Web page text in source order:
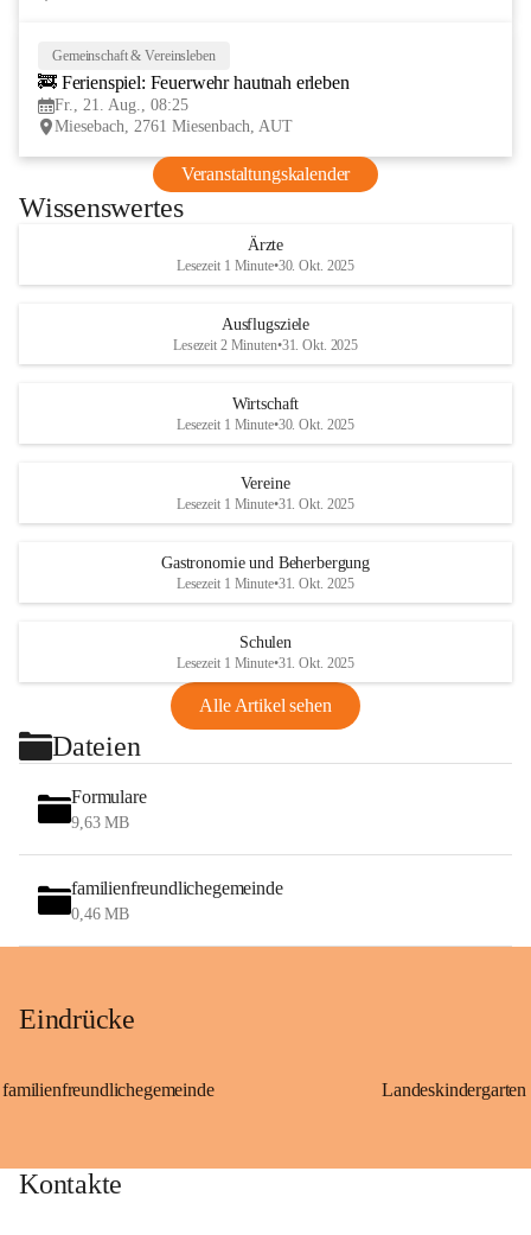
Gemeinschaft & Vereinsleben
🚒 Ferienspiel: Feuerwehr hautnah erleben
Fr., 21. Aug., 08:25
Miesebach, 2761 Miesenbach, AUT
Veranstaltungskalender
Wissenswertes
Ärzte
Lesezeit 1 Minute•30. Okt. 2025
Ausflugsziele
Lesezeit 2 Minuten•31. Okt. 2025
Wirtschaft
Lesezeit 1 Minute•30. Okt. 2025
Vereine
Lesezeit 1 Minute•31. Okt. 2025
Gastronomie und Beherbergung
Lesezeit 1 Minute•31. Okt. 2025
Schulen
Lesezeit 1 Minute•31. Okt. 2025
Alle Artikel sehen
Dateien
Formulare
9,63 MB
familienfreundlichegemeinde
0,46 MB
Eindrücke
familienfreundlichegemeinde
Kontakte